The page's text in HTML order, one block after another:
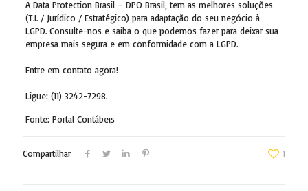
A Data Protection Brasil – DPO Brasil, tem as melhores soluções
(T.I. / Jurídico / Estratégico) para adaptação do seu negócio à
LGPD. Consulte-nos e saiba o que podemos fazer para deixar sua
empresa mais segura e em conformidade com a LGPD.
Entre em contato agora!
Ligue: (11) 3242-7298.
Fonte: Portal Contábeis
Compartilhar 1